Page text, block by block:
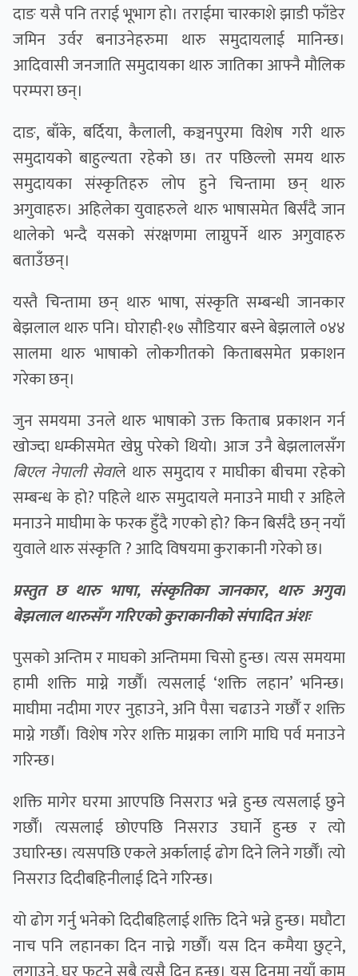
दाङ यसै पनि तराई भूभाग हो। तराईमा चारकाशे झाडी फाँडेर
जमिन उर्वर बनाउनेहरुमा थारु समुदायलाई मानिन्छ।
आदिवासी जनजाति समुदायका थारु जातिका आफ्नै मौलिक
परम्परा छन्।
दाङ, बाँके, बर्दिया, कैलाली, कञ्चनपुरमा विशेष गरी थारु
समुदायको बाहुल्यता रहेको छ। तर पछिल्लो समय थारु
समुदायका संस्कृतिहरु लोप हुने चिन्तामा छन् थारु
अगुवाहरु। अहिलेका युवाहरुले थारु भाषासमेत बिर्संदै जान
थालेको भन्दै यसको संरक्षणमा लाग्नुपर्ने थारु अगुवाहरु
बताउँछन्।
यस्तै चिन्तामा छन् थारु भाषा, संस्कृति सम्बन्धी जानकार
बेझलाल थारु पनि। घोराही-१७ सौडियार बस्ने बेझलाले ०४४
सालमा थारु भाषाको लोकगीतको किताबसमेत प्रकाशन
गरेका छन्।
जुन समयमा उनले थारु भाषाको उक्त किताब प्रकाशन गर्न
खोज्दा धम्कीसमेत खेप्नु परेको थियो। आज उनै बेझलालसँग
बिएल नेपाली सेवाले थारु समुदाय र माघीका बीचमा रहेको
सम्बन्ध के हो? पहिले थारु समुदायले मनाउने माघी र अहिले
मनाउने माघीमा के फरक हुँदै गएको हो? किन बिर्संदै छन् नयाँ
युवाले थारु संस्कृति ? आदि विषयमा कुराकानी गरेकाे छ।
प्रस्तुत छ थारु भाषा, संस्कृतिका जानकार, थारु अगुवा
बेझलाल थारुसँग गरिएको कुराकानीको संपादित अंशः
पुसको अन्तिम र माघको अन्तिममा चिसो हुन्छ। त्यस समयमा
हामी शक्ति माग्ने गर्छौँ। त्यसलाई ‘शक्ति लहान’ भनिन्छ।
माघीमा नदीमा गएर नुहाउने, अनि पैसा चढाउने गर्छौँ र शक्ति
माग्ने गर्छौ। विशेष गरेर शक्ति माग्नका लागि माघि पर्व मनाउने
गरिन्छ।
शक्ति मागेर घरमा आएपछि निसराउ भन्ने हुन्छ त्यसलाई छुने
गर्छौँ। त्यसलाई छोएपछि निसराउ उघार्ने हुन्छ र त्यो
उघारिन्छ। त्यसपछि एकले अर्कालाई ढोग दिने लिने गर्छौँ। त्यो
निसराउ दिदीबहिनीलाई दिने गरिन्छ।
यो ढोग गर्नु भनेको दिदीबहिलाई शक्ति दिने भन्ने हुन्छ। मघौटा
नाच पनि लहानका दिन नाच्ने गर्छौँ। यस दिन कमैया छुट्ने,